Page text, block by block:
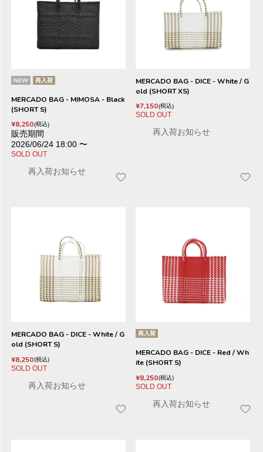
NEW 再入荷
MERCADO BAG - MIMOSA - Black
(SHORT S)
¥8,250 税込
販売期間
2026/06/24 18:00 〜
SOLD OUT
再入荷お知らせ
MERCADO BAG - DICE - White / G
old (SHORT XS)
¥7,150 税込
SOLD OUT
再入荷お知らせ
MERCADO BAG - DICE - White / G
old (SHORT S)
¥8,250 税込
SOLD OUT
再入荷お知らせ
再入荷
MERCADO BAG - DICE - Red / Wh
ite (SHORT S)
¥8,250 税込
SOLD OUT
再入荷お知らせ